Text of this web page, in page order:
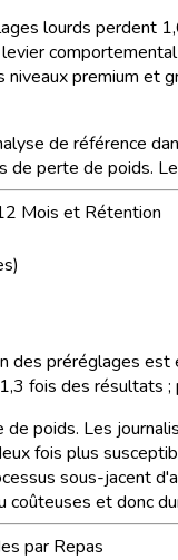
lourds perdent
premium et
de référence
perte de poids.
Mois et Rétention
des préréglages
fois des résultats
poids. Les
fois plus
sous-jacent
et donc
par Repas